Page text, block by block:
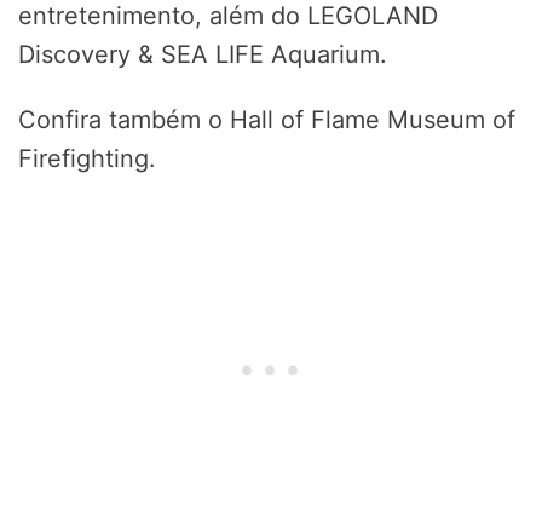
entretenimento, além do LEGOLAND
Discovery & SEA LIFE Aquarium.
Confira também o Hall of Flame Museum of
Firefighting.